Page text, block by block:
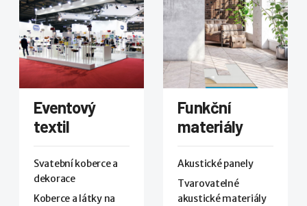
Eventový
textil
Svatební koberce a
dekorace
Koberce a látky na
Funkční
materiály
Akustické panely
Tvarovatelné
akustické materiály